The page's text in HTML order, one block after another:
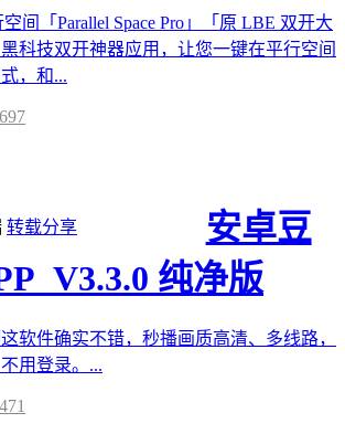
间「Parallel Space Pro」「原 LBE 双开大
科技双开神器应用，让您一键在平行空间
，和...
697
转载分享
安卓豆
纯净版
软件确实不错，秒播画质高清、多线路，
用登录。...
471